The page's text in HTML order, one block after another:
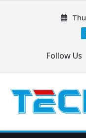
Follow Us